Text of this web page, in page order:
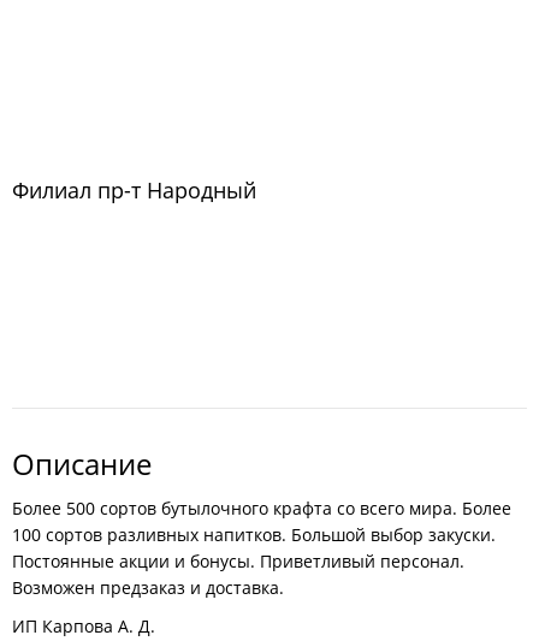
Филиал пр-т Народный
Описание
Более 500 сортов бутылочного крафта со всего мира. Более
100 сортов разливных напитков. Большой выбор закуски.
Постоянные акции и бонусы. Приветливый персонал.
Возможен предзаказ и доставка.
ИП Карпова А. Д.